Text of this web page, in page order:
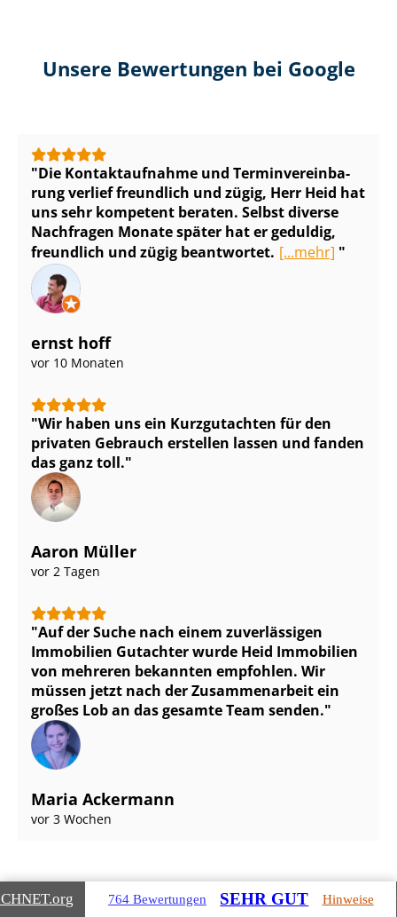
Unsere Bewertungen bei Google
Die Kontaktaufnahme und Ter­min­ver­ein­ba­
rung verlief freundlich und zügig, Herr Heid hat
uns sehr kompetent beraten. Selbst diverse
Nachfragen Monate später hat er geduldig,
freundlich und zügig beantwortet. [...mehr]
ernst hoff
vor 10 Monaten
Wir haben uns ein Kurzgutachten für den
privaten Gebrauch erstellen lassen und fanden
das ganz toll.
Aaron Müller
vor 2 Tagen
Auf der Suche nach einem zuverlässigen
Immobilien Gutachter wurde Heid Immobilien
von mehreren bekannten empfohlen. Wir
müssen jetzt nach der Zusammenarbeit ein
großes Lob an das gesamte Team senden.
Maria Ackermann
vor 3 Wochen
.org 764 Bewertungen SEHR GUT Hinweise